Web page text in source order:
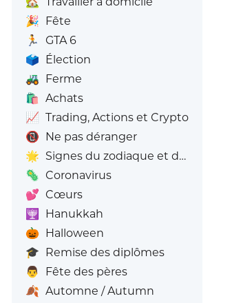
🎉 Fête
🏃
GTA 6
🗳️ Élection
🚜 Ferme
🛍️ Achats
📈 Trading, Actions et Crypto
📵 Ne pas déranger
🌟 Signes du zodiaque et du zodiaque
🦠 Coronavirus
💕 Cœurs
🕎
Hanukkah
🎃 Halloween
🎓 Remise des diplômes
👨
Fête des pères
🍂 Automne / Autumn